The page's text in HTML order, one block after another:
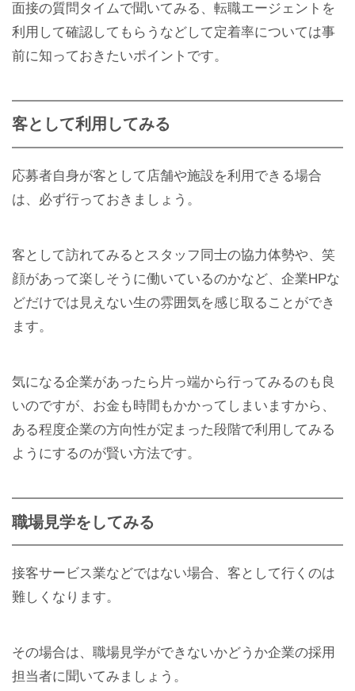
面接の質問タイムで聞いてみる、転職エージェントを
利用して確認してもらうなどして定着率については事
前に知っておきたいポイントです。
客として利用してみる
応募者自身が客として店舗や施設を利用できる場合
は、必ず行っておきましょう。
客として訪れてみるとスタッフ同士の協力体勢や、笑
顔があって楽しそうに働いているのかなど、企業HPな
どだけでは見えない生の雰囲気を感じ取ることができ
ます。
気になる企業があったら片っ端から行ってみるのも良
いのですが、お金も時間もかかってしまいますから、
ある程度企業の方向性が定まった段階で利用してみる
ようにするのが賢い方法です。
職場見学をしてみる
接客サービス業などではない場合、客として行くのは
難しくなります。
その場合は、職場見学ができないかどうか企業の採用
担当者に聞いてみましょう。